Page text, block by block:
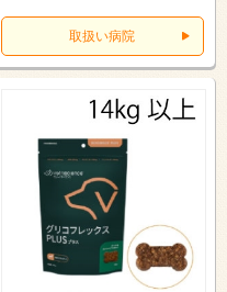
取扱い病院